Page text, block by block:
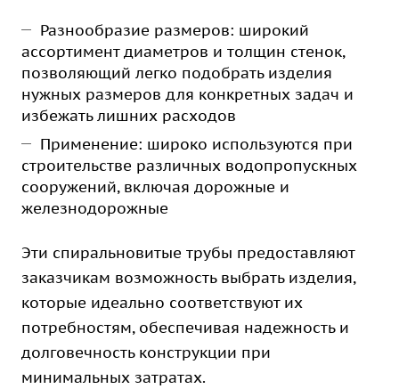
Разнообразие размеров: широкий
ассортимент диаметров и толщин стенок,
позволяющий легко подобрать изделия
нужных размеров для конкретных задач и
избежать лишних расходов
Применение: широко используются при
строительстве различных водопропускных
сооружений, включая дорожные и
железнодорожные
Эти спиральновитые трубы предоставляют
заказчикам возможность выбрать изделия,
которые идеально соответствуют их
потребностям, обеспечивая надежность и
долговечность конструкции при
минимальных затратах.